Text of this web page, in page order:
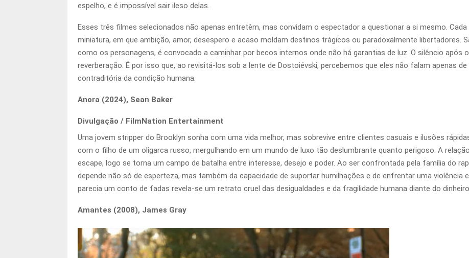
espelho, e é impossível sair ileso delas.
Esses três filmes selecionados não apenas entretêm, mas convidam o espectador a questionar a si mesmo.
miniatura, em que ambição, amor, desespero e acaso moldam destinos trágicos ou paradoxalmente libertadores.
como os personagens, é convocado a caminhar por becos internos onde não há garantias de luz. O silêncio após
reverberação. É por isso que, ao revisitá-los sob a lente de Dostoiévski, percebemos que eles não falam apenas
contraditória da condição humana.
Anora (2024), Sean Baker
Divulgação / FilmNation Entertainment
Uma jovem stripper do Brooklyn sonha com uma vida melhor, mas sobrevive entre clientes casuais e ilusões
com o filho de um oligarca russo, mergulhando em um mundo de luxo tão deslumbrante quanto perigoso. A
escape, logo se torna um campo de batalha entre interesse, desejo e poder. Ao ser confrontada pela família do
depende não só de esperteza, mas também da capacidade de suportar humilhações e de enfrentar uma violência
parecia um conto de fadas revela-se um retrato cruel das desigualdades e da fragilidade humana diante do dinheiro.
Amantes (2008), James Gray